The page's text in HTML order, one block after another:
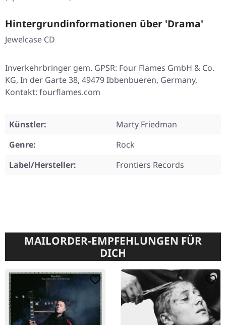
Hintergrundinformationen über 'Drama'
Jewelcase CD
Inverkehrbringer gem. GPSR: Four Flames GmbH & Co.
KG, In der Garte 38, 49479 Ibbenbueren, Germany,
Kontakt: fourflames.com
Künstler:
Marty Friedman
Genre:
Rock
Label/Hersteller:
Frontiers Records
MAILORDER-EMPFEHLUNGEN FÜR
DICH